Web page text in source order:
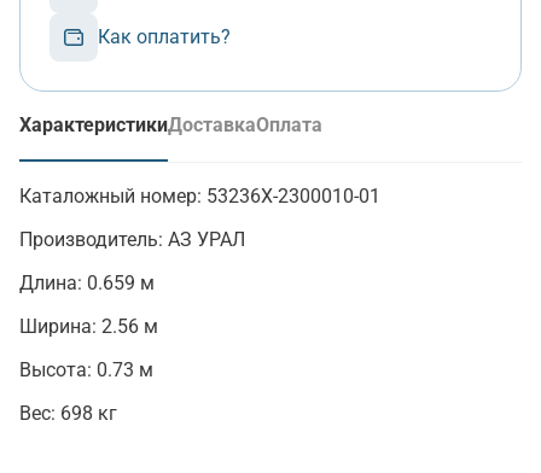
Как оплатить?
Характеристики
(активная вкладка)
ДоставкаОплата
Каталожный номер: 53236Х-2300010-01
Производитель: АЗ УРАЛ
Длина: 0.659 м
Ширина: 2.56 м
Высота: 0.73 м
Вес: 698 кг